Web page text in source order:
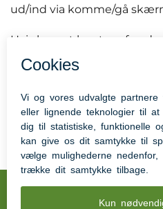
ud/ind via komme/gå
Hvis barnet hentes af
meddele dette via
Hvis vi er i tvivl når barnets
barnet.